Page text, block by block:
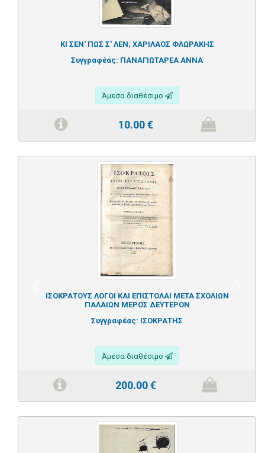
ΚΙ ΣΕΝ' ΠΩΣ Σ' ΛΕΝ; ΧΑΡΙΛΑΟΣ ΦΛΩΡΑΚΗΣ
Συγγραφέας: ΠΑΝΑΓΙΩΤΑΡΕΑ ΑΝΝΑ
Άμεσα διαθέσιμο
10.00€
ΙΣΟΚΡΑΤΟΥΣ ΛΟΓΟΙ ΚΑΙ ΕΠΙΣΤΟΛΑΙ ΜΕΤΑ ΣΧΟΛΙΩΝ
ΠΑΛΑΙΩΝ ΜΕΡΟΣ ΔΕΥΤΕΡΟΝ
Συγγραφέας: ΙΣΟΚΡΑΤΗΣ
Άμεσα διαθέσιμο
200.00€
Previous